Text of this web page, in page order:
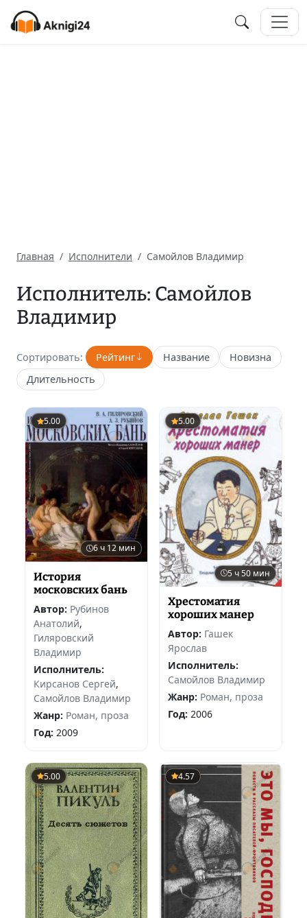
Главная Исполнители Самойлов Владимир
Исполнитель: Самойлов
Владимир
Сортировать: Рейтинг Название
Новизна
Длительность
5.00
6 ч 12 мин
История
московских бань
Автор: Рубинов
Анатолий,
Гиляровский
Владимир
Исполнитель:
Кирсанов Сергей,
Самойлов Владимир
Жанр: Роман, проза
Год: 2009
5.00
5 ч 50 мин
Хрестоматия
хороших манер
Автор: Гашек
Ярослав
Исполнитель:
Самойлов Владимир
Жанр: Роман, проза
Год: 2006
5.00 4.57